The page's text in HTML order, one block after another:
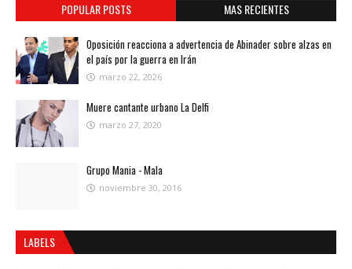
POPULAR POSTS MAS RECIENTES
Oposición reacciona a advertencia de Abinader sobre alzas en
el país por la guerra en Irán
marzo 22, 2026
Muere cantante urbano La Delfi
marzo 27, 2020
Grupo Mania - Mala
noviembre 30, 2016
LABELS